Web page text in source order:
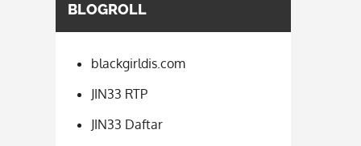
BLOGROLL
blackgirldis.com
JIN33 RTP
JIN33 Daftar